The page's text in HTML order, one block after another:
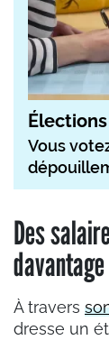
Élections
Vous
Des
davantage
À travers
dresse un